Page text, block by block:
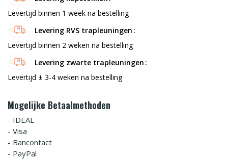
Levertijd binnen 1 week na bestelling
Levering RVS trapleuningen
Levertijd binnen 2 weken na bestelling
Levering zwarte trapleuningen
Levertijd ± 3-4 weken na bestelling
Mogelijke Betaalmethoden
- IDEAL
- Visa
- Bancontact
- PayPal